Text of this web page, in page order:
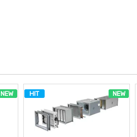
NEW NEW
HIT